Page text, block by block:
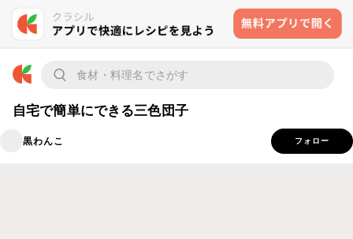
自宅で簡単にできる三色団子
黒わんこ フォロー